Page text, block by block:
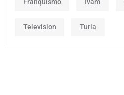
Franquismo Ivam
Television Turia